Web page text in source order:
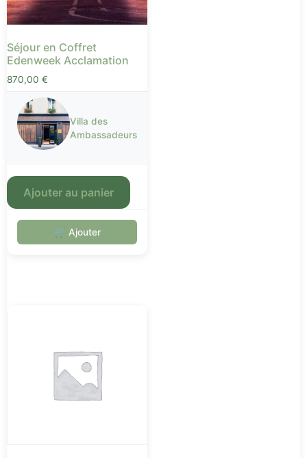
Séjour en Coffret
Edenweek Acclamation
870,00 €
Villa des
Ambassadeurs
Ajouter au panier
🛒 Ajouter